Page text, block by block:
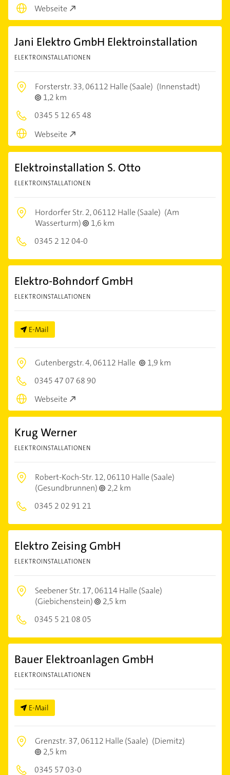
Webseite
Jani Elektro GmbH Elektroinstallation
ELEKTROINSTALLATIONEN
Forsterstr. 33,06112 Halle (Saale) (Innenstadt)
1,2 km
0345 5 12 65 48
Webseite
Elektroinstallation S. Otto
ELEKTROINSTALLATIONEN
Hordorfer Str. 2,06112 Halle (Saale) (Am
Wasserturm)
1,6 km
0345 2 12 04-0
Elektro-Bohndorf GmbH
ELEKTROINSTALLATIONEN
E-Mail
Gutenbergstr. 4,06112 Halle
1,9 km
0345 47 07 68 90
Webseite
Krug Werner
ELEKTROINSTALLATIONEN
Robert-Koch-Str. 12,06110 Halle (Saale)
(Gesundbrunnen)
2,2 km
0345 2 02 91 21
Elektro Zeising GmbH
ELEKTROINSTALLATIONEN
Seebener Str. 17,06114 Halle (Saale)
(Giebichenstein)
2,5 km
0345 5 21 08 05
Bauer Elektroanlagen GmbH
ELEKTROINSTALLATIONEN
E-Mail
Grenzstr. 37,06112 Halle (Saale) (Diemitz)
2,5 km
0345 57 03-0